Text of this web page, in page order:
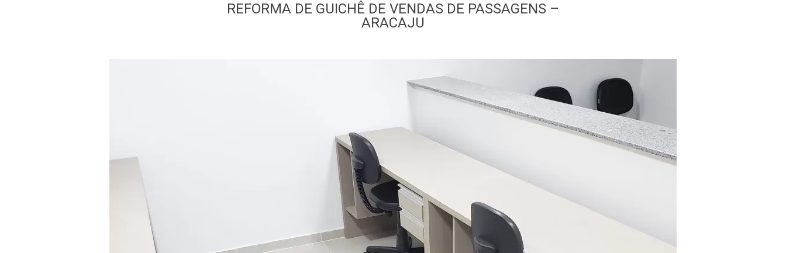
REFORMA DE GUICHÊ DE VENDAS DE PASSAGENS –
ARACAJU